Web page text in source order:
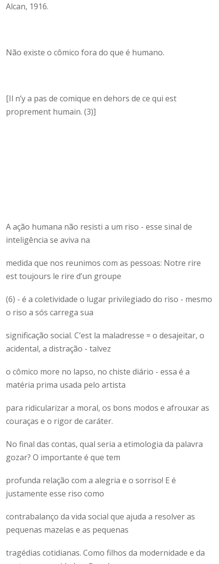
Alcan, 1916.
Não existe o cômico fora do que é humano.
[Il n’y a pas de comique en dehors de ce qui est
proprement humain. (3)]
A ação humana não resisti a um riso - esse sinal de
inteligência se aviva na
medida que nos reunimos com as pessoas: Notre rire
est toujours le rire d’un groupe
(6) - é a coletividade o lugar privilegiado do riso - mesmo
o riso a sós carrega sua
significação social. C’est la maladresse = o desajeitar, o
acidental, a distração - talvez
o cômico more no lapso, no chiste diário - essa é a
matéria prima usada pelo artista
para ridicularizar a moral, os bons modos e afrouxar as
couraças e o rigor de caráter.
No final das contas, qual seria a etimologia da palavra
gozar? O importante é que tem
profunda relação com a alegria e o sorriso! E é
justamente esse riso como
contrabalanço da vida social que ajuda a resolver as
pequenas mazelas e as pequenas
tragédias cotidianas. Como filhos da modernidade e da